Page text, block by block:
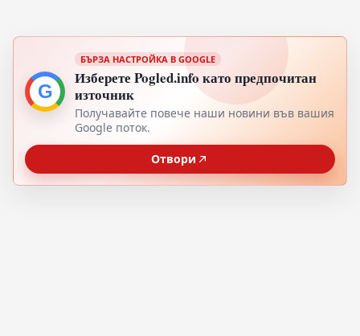
G
БЪРЗА НАСТРОЙКА В GOOGLE
Изберете Pogled.info като предпочитан
източник
Получавайте повече наши новини във вашия
Google поток.
Отвори